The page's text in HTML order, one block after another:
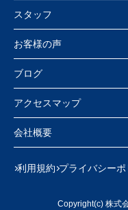
スタッフ
お客様の声
ブログ
アクセスマップ
会社概要
利用規約 プライバシーポ
Copyright(c) 株式